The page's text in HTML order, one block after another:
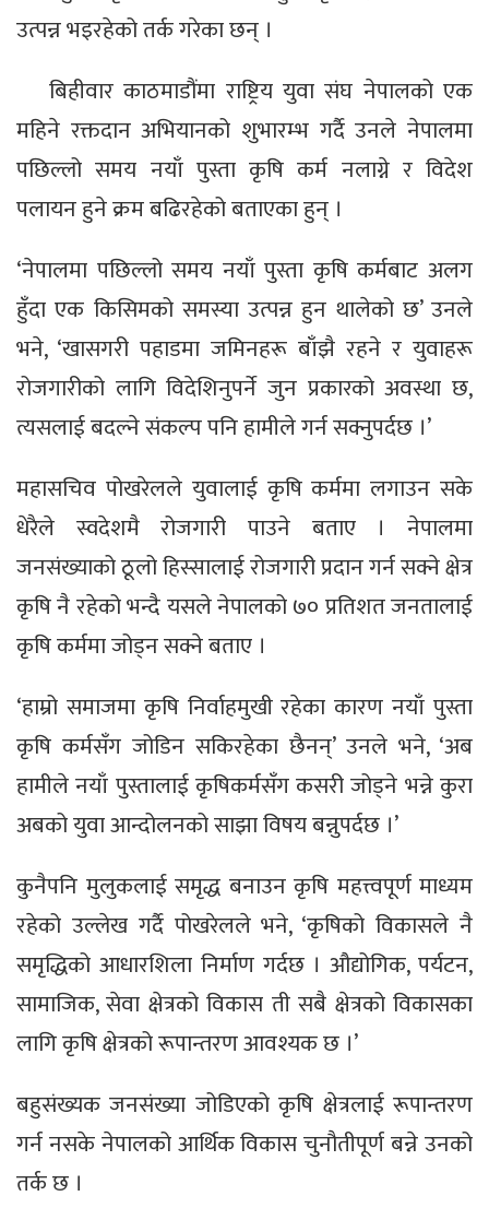
उत्पन्न भइरहेको तर्क गरेका छन् ।
बिहीवार काठमाडौंमा राष्ट्रिय युवा संघ नेपालको एक
महिने रक्तदान अभियानको शुभारम्भ गर्दै उनले नेपालमा
पछिल्लो समय नयाँ पुस्ता कृषि कर्म नलाग्ने र विदेश
पलायन हुने क्रम बढिरहेको बताएका हुन् ।
‘नेपालमा पछिल्लो समय नयाँ पुस्ता कृषि कर्मबाट अलग
हुँदा एक किसिमको समस्या उत्पन्न हुन थालेको छ’ उनले
भने, ‘खासगरी पहाडमा जमिनहरू बाँझै रहने र युवाहरू
रोजगारीको लागि विदेशिनुपर्ने जुन प्रकारको अवस्था छ,
त्यसलाई बदल्ने संकल्प पनि हामीले गर्न सक्नुपर्दछ ।’
महासचिव पोखरेलले युवालाई कृषि कर्ममा लगाउन सके
धेरैले स्वदेशमै रोजगारी पाउने बताए । नेपालमा
जनसंख्याको ठूलो हिस्सालाई रोजगारी प्रदान गर्न सक्ने क्षेत्र
कृषि नै रहेको भन्दै यसले नेपालको ७० प्रतिशत जनतालाई
कृषि कर्ममा जोड्न सक्ने बताए ।
‘हाम्रो समाजमा कृषि निर्वाहमुखी रहेका कारण नयाँ पुस्ता
कृषि कर्मसँग जोडिन सकिरहेका छैनन्’ उनले भने, ‘अब
हामीले नयाँ पुस्तालाई कृषिकर्मसँग कसरी जोड्ने भन्ने कुरा
अबको युवा आन्दोलनको साझा विषय बन्नुपर्दछ ।’
कुनैपनि मुलुकलाई समृद्ध बनाउन कृषि महत्त्वपूर्ण माध्यम
रहेको उल्लेख गर्दै पोखरेलले भने, ‘कृषिको विकासले नै
समृद्धिको आधारशिला निर्माण गर्दछ । औद्योगिक, पर्यटन,
सामाजिक, सेवा क्षेत्रको विकास ती सबै क्षेत्रको विकासका
लागि कृषि क्षेत्रको रूपान्तरण आवश्यक छ ।’
बहुसंख्यक जनसंख्या जोडिएको कृषि क्षेत्रलाई रूपान्तरण
गर्न नसके नेपालको आर्थिक विकास चुनौतीपूर्ण बन्ने उनको
तर्क छ ।